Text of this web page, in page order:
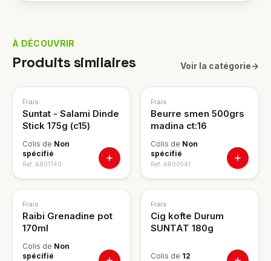
À DÉCOUVRIR
Produits similaires Voir la catégorie→
Frais
Suntat - Salami Dinde
Stick 175g (c15)
Colis de Non
spécifié
Ref. AR01740
Frais
Beurre smen 500grs
madina ct:16
Colis de Non
spécifié
Ref. AR00541
Frais
Raibi Grenadine pot
170ml
Colis de Non
spécifié
Frais
Cig kofte Durum
SUNTAT 180g
Colis de 12